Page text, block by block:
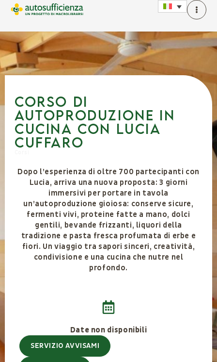
Corso di
autoproduzione in
cucina con lucia
cuffaro
Dopo l’esperienza di oltre 700 partecipanti con
Lucia, arriva una nuova proposta: 3 giorni
immersivi per portare in tavola
un’autoproduzione gioiosa: conserve sicure,
fermenti vivi, proteine fatte a mano, dolci
gentili, bevande frizzanti, liquori della
tradizione e pasta fresca profumata di erbe e
fiori. Un viaggio tra sapori sinceri, creatività,
condivisione e una cucina che nutre nel
profondo.
Date non disponibili
SERVIZIO AVVISAMI